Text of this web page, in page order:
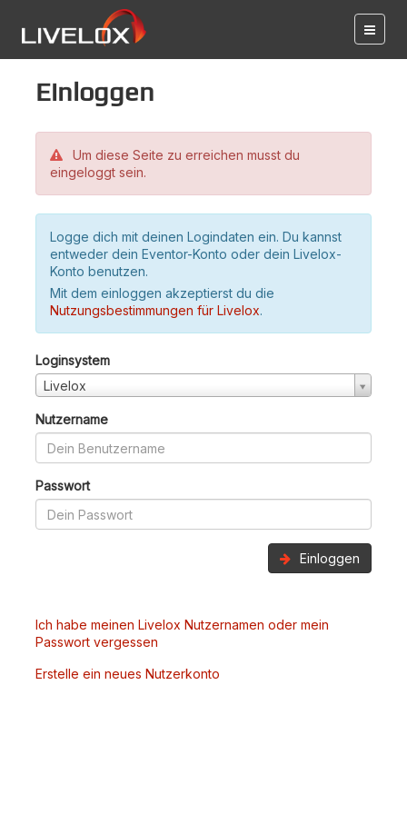
Einloggen
Um diese Seite zu erreichen musst du
eingeloggt sein.
Logge dich mit deinen Logindaten ein. Du kannst
entweder dein Eventor-Konto oder dein Livelox-
Konto benutzen.
Mit dem einloggen akzeptierst du die
Nutzungsbestimmungen für Livelox.
Loginsystem
Livelox
Nutzername
Passwort
Einloggen
Ich habe meinen Livelox Nutzernamen oder mein
Passwort vergessen
Erstelle ein neues Nutzerkonto